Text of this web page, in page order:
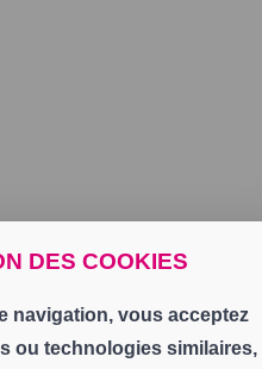
DES COOKIES
navigation, vous acceptez
ou technologies similaires,